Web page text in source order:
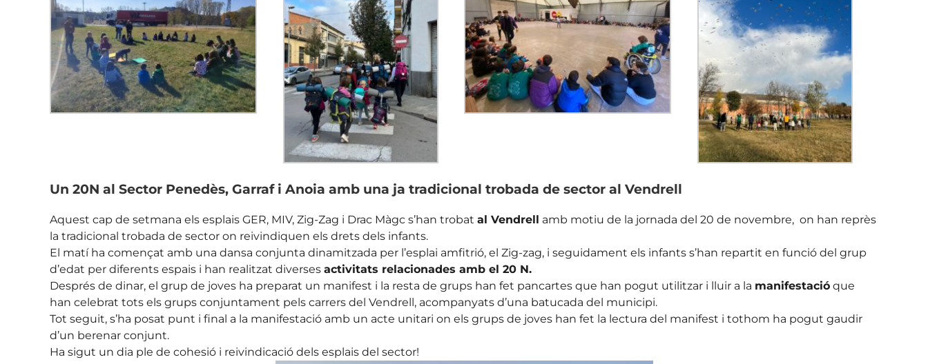
Un 20N al Sector Penedès, Garraf i Anoia amb una ja tradicional trobada de sector al Vendrell
Aquest cap de setmana els esplais GER, MIV, Zig-Zag i Drac Màgc s’han trobat al Vendrell amb motiu de la jornada del 20 de novembre, on han reprès
la tradicional trobada de sector on reivindiquen els drets dels infants.
El matí ha començat amb una dansa conjunta dinamitzada per l’esplai amfitrió, el Zig-zag, i seguidament els infants s’han repartit en funció del grup
d’edat per diferents espais i han realitzat diverses activitats relacionades amb el 20 N.
Després de dinar, el grup de joves ha preparat un manifest i la resta de grups han fet pancartes que han pogut utilitzar i lluir a la manifestació que
han celebrat tots els grups conjuntament pels carrers del Vendrell, acompanyats d’una batucada del municipi.
Tot seguit, s’ha posat punt i final a la manifestació amb un acte unitari on els grups de joves han fet la lectura del manifest i tothom ha pogut gaudir
d’un berenar conjunt.
Ha sigut un dia ple de cohesió i reivindicació dels esplais del sector!